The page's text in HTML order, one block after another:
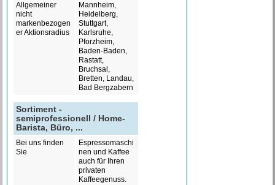
Allgemeiner
nicht
markenbezogen
er Aktionsradius
Mannheim,
Heidelberg,
Stuttgart,
Karlsruhe,
Pforzheim,
Baden-Baden,
Rastatt,
Bruchsal,
Bretten, Landau,
Bad Bergzabern
Sortiment -
semiprofessionell / Home-
Barista, Büro, ...
Bei uns finden
Sie
Espressomaschi
nen und Kaffee
auch für Ihren
privaten
Kaffeegenuss.